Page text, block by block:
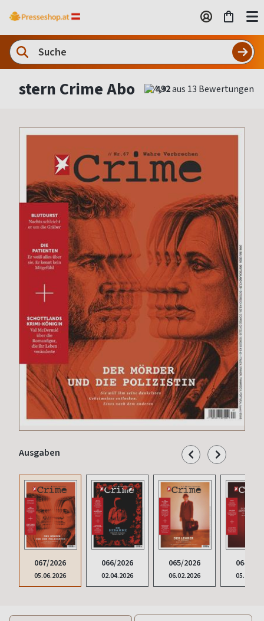
stern Crime Abo 4,92
Ausgaben
067/2026
05.06.2026
066/2026
02.04.2026
065/2026
06.02.2026
064/